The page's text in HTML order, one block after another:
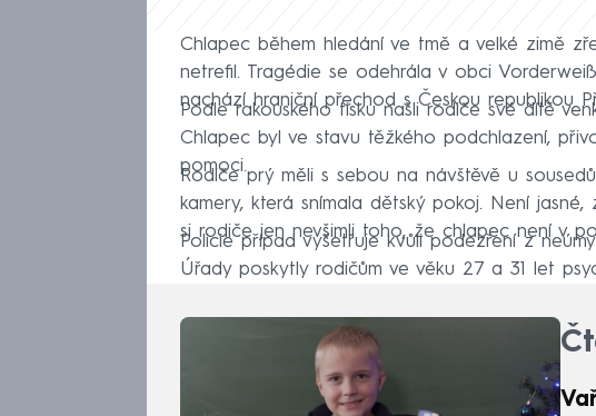
Chlapec během hledání ve tmě a velké zimě
netrefil. Tragédie se odehrála v obci
nachází hraniční přechod s Českou republikou
Podle rakouského tisku našli rodiče své dítě
Chlapec byl ve stavu těžkého podchlazení,
pomoci.
Rodiče prý měli s sebou na návštěvě u
kamery, která snímala dětský pokoj. Není
si rodiče jen nevšimli toho, že chlapec není v
Policie případ vyšetřuje kvůli podezření z
Úřady poskytly rodičům ve věku 27 a 31 let